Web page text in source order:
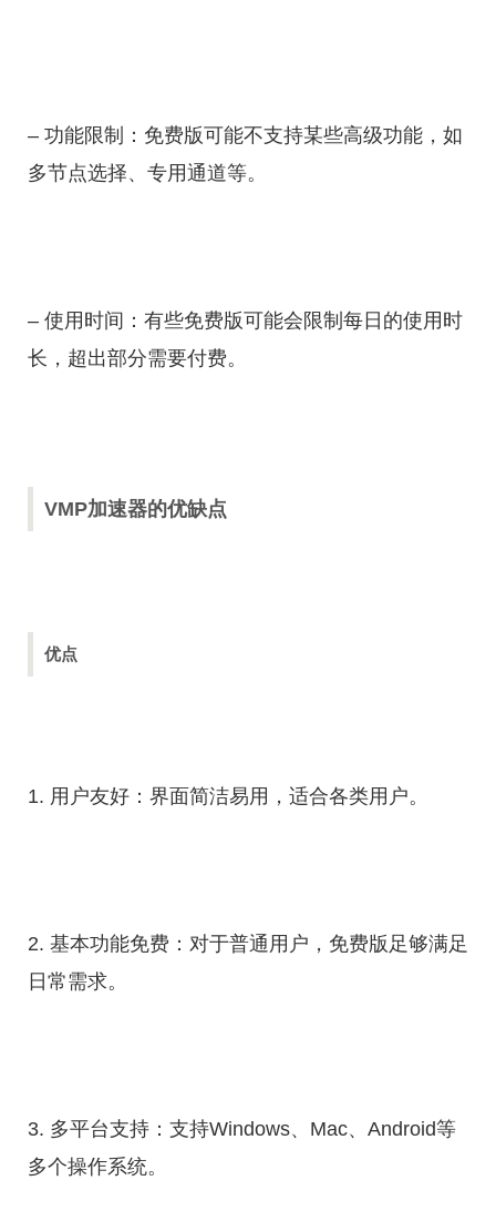
– 功能限制：免费版可能不支持某些高级功能，如
多节点选择、专用通道等。
– 使用时间：有些免费版可能会限制每日的使用时
长，超出部分需要付费。
VMP加速器的优缺点
优点
1. 用户友好：界面简洁易用，适合各类用户。
2. 基本功能免费：对于普通用户，免费版足够满足
日常需求。
3. 多平台支持：支持Windows、Mac、Android等
多个操作系统。